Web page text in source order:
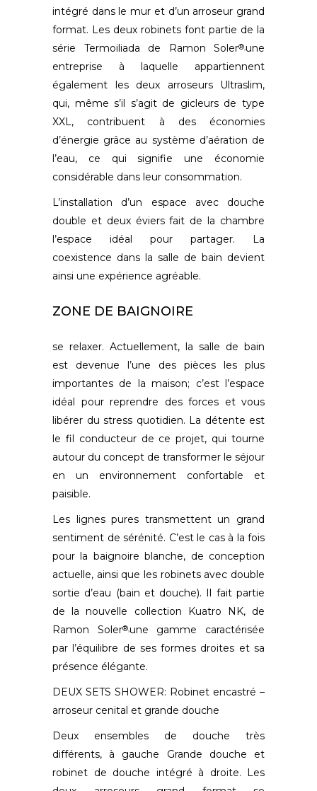
intégré dans le mur et d’un arroseur grand
format. Les deux robinets font partie de la
série Termoiliada de Ramon Soler®,une
entreprise à laquelle appartiennent
également les deux arroseurs Ultraslim,
qui, même s’il s’agit de gicleurs de type
XXL, contribuent à des économies
d’énergie grâce au système d’aération de
l’eau, ce qui signifie une économie
considérable dans leur consommation.
L’installation d’un espace avec douche
double et deux éviers fait de la chambre
l’espace idéal pour partager. La
coexistence dans la salle de bain devient
ainsi une expérience agréable.
ZONE DE BAIGNOIRE
se relaxer. Actuellement, la salle de bain
est devenue l’une des pièces les plus
importantes de la maison; c’est l’espace
idéal pour reprendre des forces et vous
libérer du stress quotidien. La détente est
le fil conducteur de ce projet, qui tourne
autour du concept de transformer le séjour
en un environnement confortable et
paisible.
Les lignes pures transmettent un grand
sentiment de sérénité. C’est le cas à la fois
pour la baignoire blanche, de conception
actuelle, ainsi que les robinets avec double
sortie d’eau (bain et douche). Il fait partie
de la nouvelle collection Kuatro NK, de
Ramon Soler®,une gamme caractérisée
par l’équilibre de ses formes droites et sa
présence élégante.
DEUX SETS SHOWER: Robinet encastré –
arroseur cenital et grande douche
Deux ensembles de douche très
différents, à gauche Grande douche et
robinet de douche intégré à droite. Les